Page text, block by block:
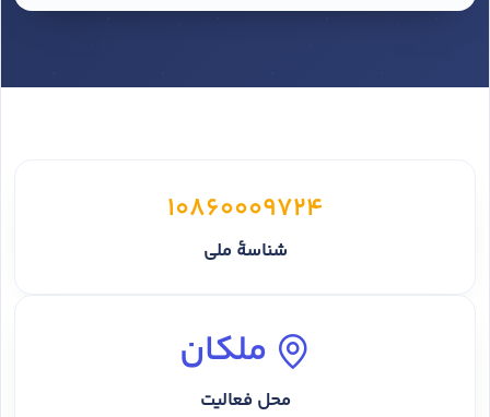
10860009724
شناسهٔ ملی
ملکان
محل فعالیت